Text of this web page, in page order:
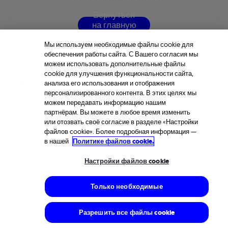
Вернуться
на главную
Мы используем необходимые файлы cookie для
обеспечения работы сайта. С Вашего согласия мы
можем использовать дополнительные файлы
cookie для улучшения функциональности сайта,
анализа его использования и отображения
персонализированного контента. В этих целях мы
можем передавать информацию нашим
партнёрам. Вы можете в любое время изменить
или отозвать своё согласие в разделе «Настройки
файлов cookie». Более подробная информация —
в нашей Политике файлов cookie.
Настройки файлов cookie
Только необходимые
Разрешить все файлы cookie